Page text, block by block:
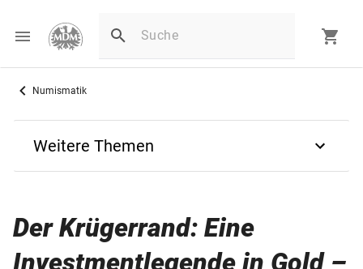
Numismatik
Weitere Themen
Anlagemünzen
Der Krügerrand: Eine
Investmentlegende in Gold –